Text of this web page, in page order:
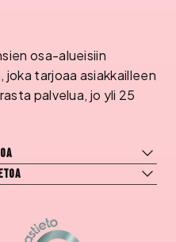
osa-alueisiin
tarjoaa asiakkailleen
palvelua, jo yli 25